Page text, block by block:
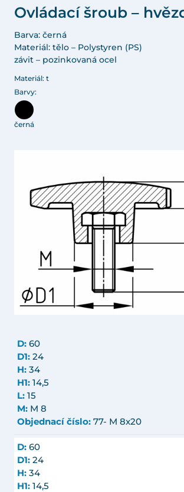
Ovládací šroub –
Barva: černá
Materiál: tělo – Polystyren (PS)
závit – pozinkovaná ocel
Materiál: t
Barvy:
černá
D: 60
D1: 24
H: 34
H1: 14,5
L: 15
M: M 8
Objednací číslo: 77- M 8x20
D: 60
D1: 24
H: 34
H1: 14,5